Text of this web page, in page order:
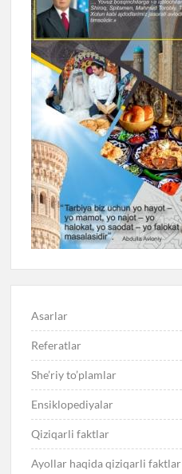
Asarlar
Referatlar
She’riy to’plamlar
Ensiklopediyalar
Qiziqarli faktlar
Ayollar haqida qiziqarli faktlar